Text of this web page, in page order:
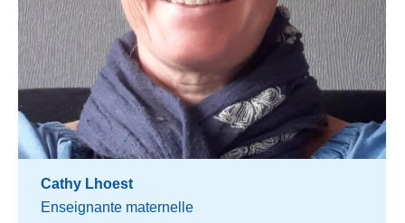
Cathy Lhoest
Enseignante maternelle